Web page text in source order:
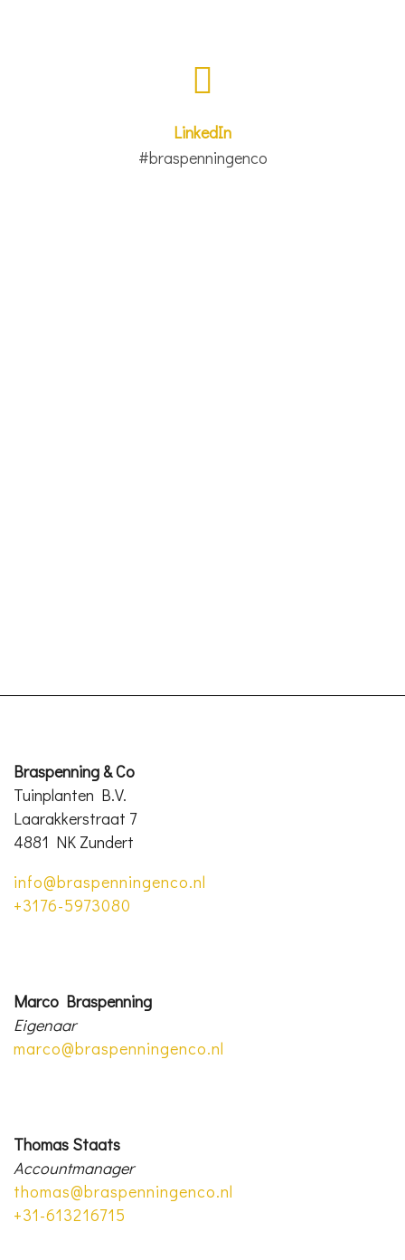
LinkedIn
#braspenningenco
Braspenning & Co
Tuinplanten B.V.
Laarakkerstraat 7
4881 NK Zundert
info@braspenningenco.nl
+3176-5973080
Marco Braspenning
Eigenaar
marco@braspenningenco.nl
Thomas Staats
Accountmanager
thomas@braspenningenco.nl
+31-613216715